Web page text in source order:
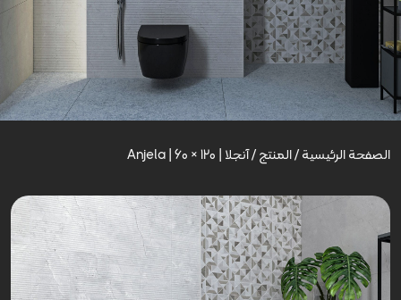
الصفحة الرئيسية/المنتج/آنجلا | Anjela | 60 × 120